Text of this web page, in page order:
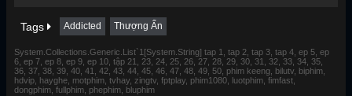
Tags Addicted Thượng Ẩn
System.Collections.Generic.List`1[System.String] tap 1, tap 2, tap 3, tap 4, ep 5, ep
6, ep 7, ep 8, ep 9, ep 10, tập 21, 23, 24, 25, 26, 27, 28, 29, 30, 31, 32, 33, 34, 35,
36, 37, 38, 39, 40, 41, 42, 43, 44, 45, 46, 47, 48, 49, 50, phim keeng, bilutv, biphim,
hdvip, hayghe, motphim, tvhay, zingtv, fptplay, phim1080, luotphim, fimfast,
dongphim, fullphim, phephim, bluphim